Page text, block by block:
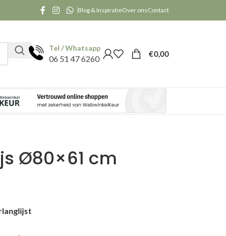
Blog & InspiratieOver onsContact
Tel / Whatsapp
06 51 47 6260
€0,00
Ø80×61 cm